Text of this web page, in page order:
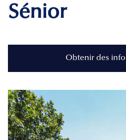
Sénior
Obtenir des